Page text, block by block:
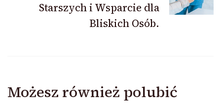
Starszych i Wsparcie dla
Bliskich Osób.
Możesz również polubić